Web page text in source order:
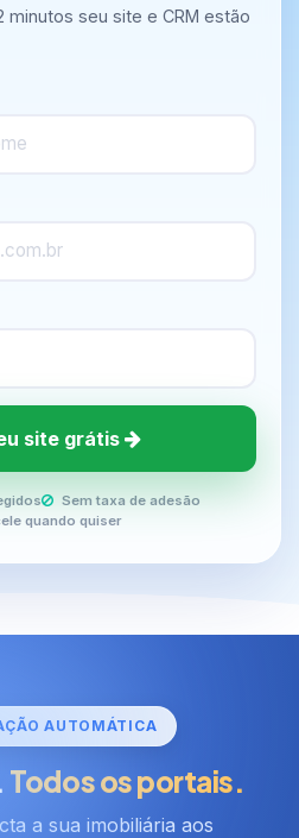
minutos seu site e CRM estão
site grátis
Sem taxa de adesão
quando quiser
AUTOMÁTICA
Todos os portais.
a sua imobiliária aos